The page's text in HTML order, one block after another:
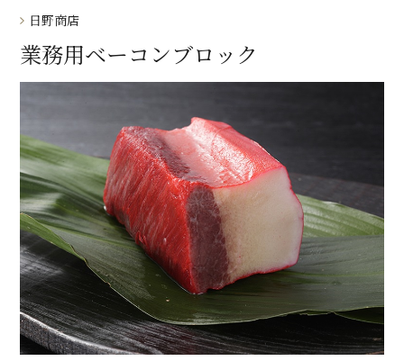
日野商店
業務用ベーコンブロック